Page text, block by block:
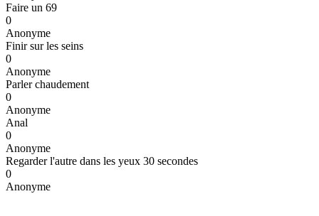
Faire un 69
0
Anonyme
Finir sur les seins
0
Anonyme
Parler chaudement
0
Anonyme
Anal
0
Anonyme
Regarder l'autre dans les yeux 30 secondes
0
Anonyme